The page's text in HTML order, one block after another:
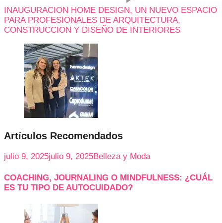
INAUGURACION HOME DESIGN, UN NUEVO ESPACIO
PARA PROFESIONALES DE ARQUITECTURA,
CONSTRUCCION Y DISEÑO DE INTERIORES
Artículos Recomendados
julio 9, 2025julio 9, 2025Belleza y Moda
COACHING, JOURNALING O MINDFULNESS: ¿CUÁL
ES TU TIPO DE AUTOCUIDADO?